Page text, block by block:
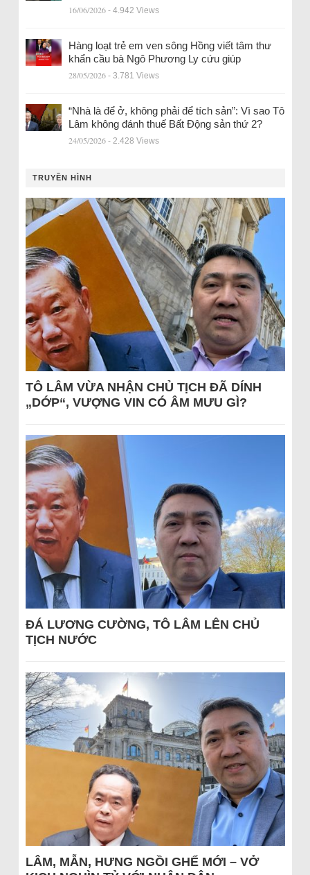
16/06/2026 - 4.942 Views
Hàng loạt trẻ em ven sông Hồng viết tâm thư
khẩn cầu bà Ngô Phương Ly cứu giúp
28/05/2026 - 3.781 Views
“Nhà là để ở, không phải để tích sản”: Vì sao Tô
Lâm không đánh thuế Bất Động sản thứ 2?
24/05/2026 - 2.428 Views
TRUYỀN HÌNH
TÔ LÂM VỪA NHẬN CHỦ TỊCH ĐÃ DÍNH
„DỚP“, VƯỢNG VIN CÓ ÂM MƯU GÌ?
ĐÁ LƯƠNG CƯỜNG, TÔ LÂM LÊN CHỦ
TỊCH NƯỚC
LÂM, MẪN, HƯNG NGỒI GHẾ MỚI – VỞ